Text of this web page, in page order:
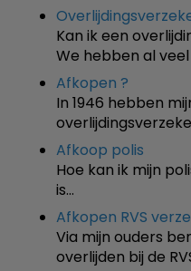
Kan ik een
We hebben al
Afkopen ?
In 1946 hebben
Afkoop polis
Hoe kan ik mijn
is…
Afkopen RVS
Via mijn ouders
overlijden bij de